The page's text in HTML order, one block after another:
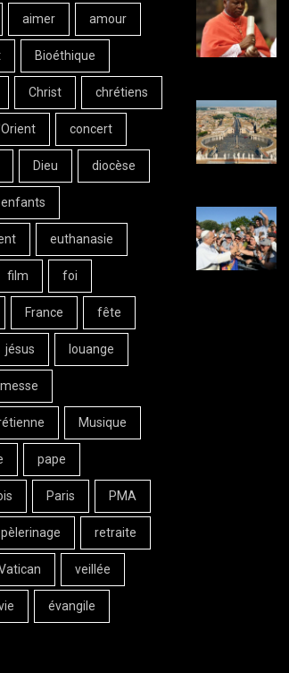
aimer amour
Bioéthique
Christ chrétiens
concert
Dieu diocèse
enfants
euthanasie
film foi
France fête
jésus louange
messe
Musique
pape
Paris PMA
pèlerinage retraite
veillée
évangile